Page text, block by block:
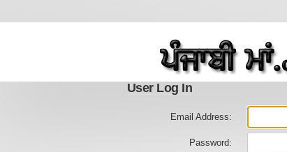
User Log In
Email Address:
Password: